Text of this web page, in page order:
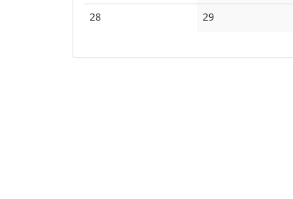
28Keine
29Keine